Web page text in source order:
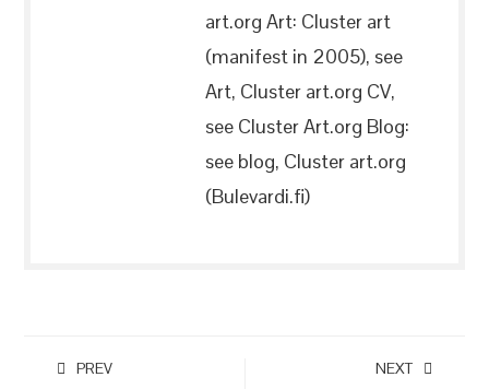
art.org Art: Cluster art
(manifest in 2005), see
Art, Cluster art.org CV,
see Cluster Art.org Blog:
see blog, Cluster art.org
(Bulevardi.fi)
PREV NEXT